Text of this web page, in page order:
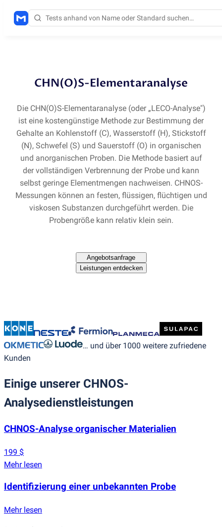
CHN(O)S-Elementaranalyse
Die CHN(O)S-Elementaranalyse (oder „LECO-Analyse")
ist eine kostengünstige Methode zur Bestimmung der
Gehalte an Kohlenstoff (C), Wasserstoff (H), Stickstoff
(N), Schwefel (S) und Sauerstoff (O) in organischen
und anorganischen Proben. Die Methode basiert auf
der vollständigen Verbrennung der Probe und kann
selbst geringe Elementmengen nachweisen. CHNOS-
Messungen können an festen, flüssigen, flüchtigen und
viskosen Substanzen durchgeführt werden. Die
Probengröße kann relativ klein sein.
Angebotsanfrage
Leistungen entdecken
… und über 1000 weitere zufriedene
Kunden
Einige unserer CHNOS-
Analysedienstleistungen
CHNOS-Analyse organischer Materialien
199 $
Mehr lesen
Identifizierung einer unbekannten Probe
Mehr lesen